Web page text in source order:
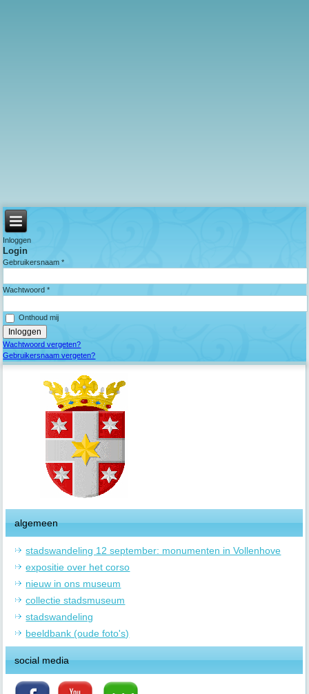
Inloggen
Login
Gebruikersnaam *
Wachtwoord *
Onthoud mij
Wachtwoord vergeten?
Gebruikersnaam vergeten?
algemeen
stadswandeling 12 september: monumenten in Vollenhove
expositie over het corso
nieuw in ons museum
collectie stadsmuseum
stadswandeling
beeldbank (oude foto's)
social media